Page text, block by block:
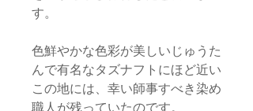
す。
色鮮やかな色彩が美しいじゅうた
んで有名なタズナフトにほど近い
この地には、幸い師事すべき染め
職人が残っていたのです。